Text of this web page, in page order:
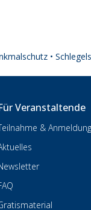
•
Veranstaltende
& Anmeldung